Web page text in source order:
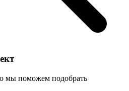
мы поможем подобрать